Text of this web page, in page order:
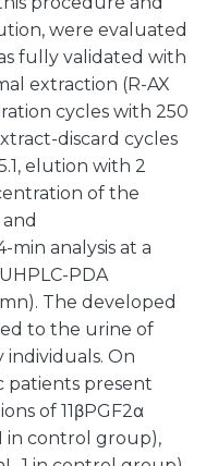
were evaluated
fully validated with
extraction (R-AX
cycles with 250
discard cycles
elution with 2
of the
min analysis at a
PDA
The developed
to the urine of
On
patients present
of 11βPGF2α
1 in control group),